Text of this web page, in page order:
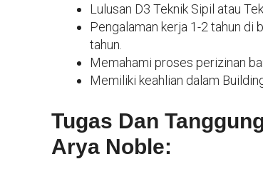
Lulusan D3 Teknik Sipil atau
Pengalaman kerja 1-2 tahun di
tahun.
Memahami proses perizinan
Memiliki keahlian dalam
Tugas Dan
Arya Noble: